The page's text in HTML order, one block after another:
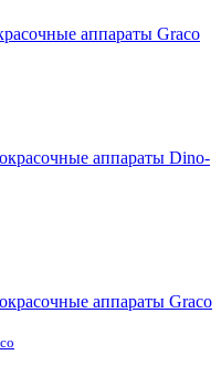
аппараты Graco
аппараты Dino-
аппараты Graco